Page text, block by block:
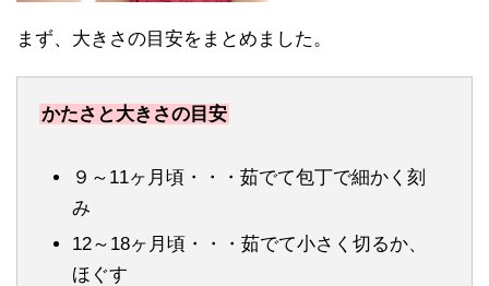
まず、大きさの目安をまとめました。
かたさと大きさの目安
９～11ヶ月頃・・・茹でて包丁で細かく刻
み
12～18ヶ月頃・・・茹でて小さく切るか、
ほぐす